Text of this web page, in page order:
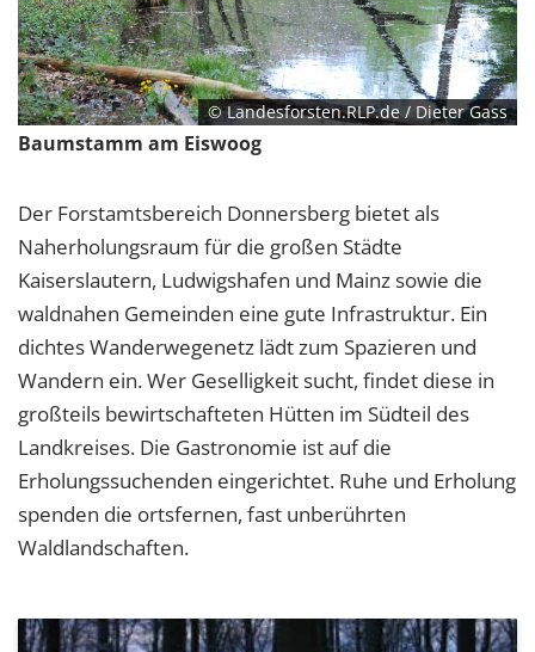
© Landesforsten.RLP.de / Dieter Gass
Baumstamm am Eiswoog
Der Forstamtsbereich Donnersberg bietet als
Naherholungsraum für die großen Städte
Kaiserslautern, Ludwigshafen und Mainz sowie die
waldnahen Gemeinden eine gute Infrastruktur. Ein
dichtes Wanderwegenetz lädt zum Spazieren und
Wandern ein. Wer Geselligkeit sucht, findet diese in
großteils bewirtschafteten Hütten im Südteil des
Landkreises. Die Gastronomie ist auf die
Erholungssuchenden eingerichtet. Ruhe und Erholung
spenden die ortsfernen, fast unberührten
Waldlandschaften.